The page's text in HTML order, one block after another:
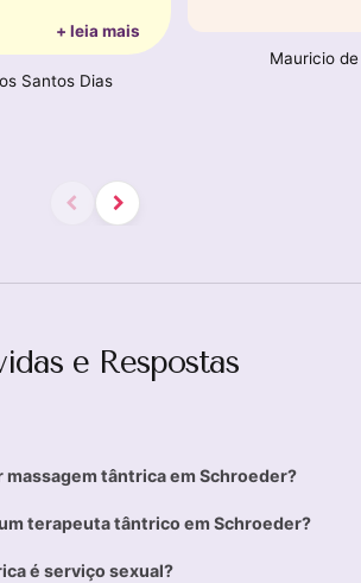
+ leia mais
Santos Dias
Mauricio
e Respostas
tântrica em Schroeder?
terapeuta tântrico em Schroeder?
é serviço sexual?